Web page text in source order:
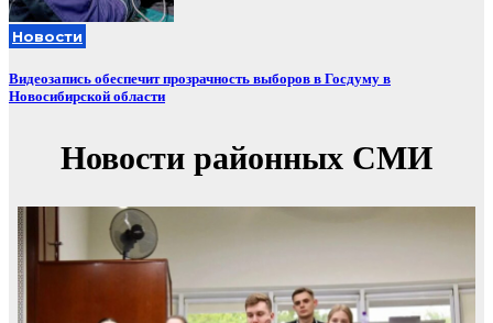
Новости
Видеозапись обеспечит прозрачность выборов в Госдуму в
Новосибирской области